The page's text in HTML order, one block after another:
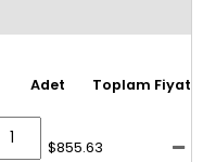
Adet Toplam Fiyat
$855.63